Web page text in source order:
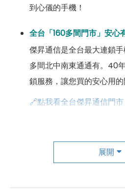
到心儀的手機！
全台「160多間門市」安心
傑昇通信是全台最大連鎖
多間北中南東通通有。40
鎖服務，讓您買的安心用的
🔗點我看全台傑昇通信門市
傑昇尊榮會員除了可以「
年還有「200元配件購物金
展開